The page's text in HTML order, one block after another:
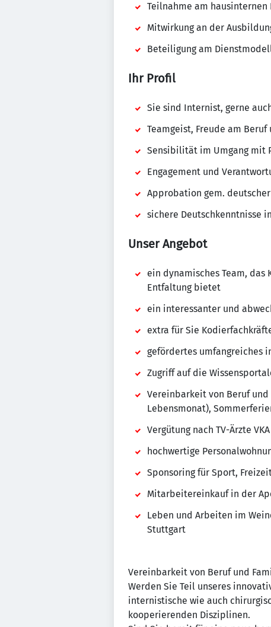
Teilnahme am hausinternen
Mitwirkung an der
Beteiligung am
Ihr Profil
Sie sind Internist, gerne
Teamgeist, Freude am
Sensibilität im Umgang mit
Engagement und
Approbation gem.
sichere Deutschkenntnisse
Unser Angebot
ein dynamisches Team,
Entfaltung bietet
ein interessanter und
extra für Sie
gefördertes umfangreiches
Zugriff auf die
Vereinbarkeit von Beruf
Lebensmonat),
Vergütung nach TV-Ärzte VKA
hochwertige
Sponsoring für Sport,
Mitarbeitereinkauf in der
Leben und Arbeiten im
Stuttgart
Vereinbarkeit von Beruf und
Werden Sie Teil unseres
internistische wie auch
kooperierenden Disziplinen.